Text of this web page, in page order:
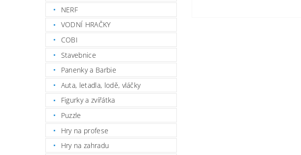
NERF
VODNÍ HRAČKY
COBI
Stavebnice
Panenky a Barbie
Auta, letadla, lodě, vláčky
Figurky a zvířátka
Puzzle
Hry na profese
Hry na zahradu